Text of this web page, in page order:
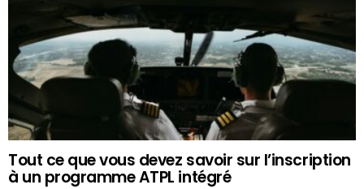
Tout ce que vous devez savoir sur l’inscription
à un programme ATPL intégré